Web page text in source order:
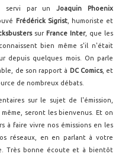
servi par unJoaquin Phoenix
Frédérick Sigrist, humoriste et
sur France Inter, que les
bien même s'il n'était
depuis quelques mois. On parle
de son rapport à DC Comics, et
de nombreux débats.
sur le sujet de l'émission,
seront les bienvenus. Et on
à faire vivre nos émissions en les
réseaux, en en parlant à votre
Très bonne écoute et à bientôt